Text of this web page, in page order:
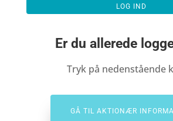
LOG IND
Er du allerede
Tryk på nedenstående
GÅ TIL AKTIONÆR